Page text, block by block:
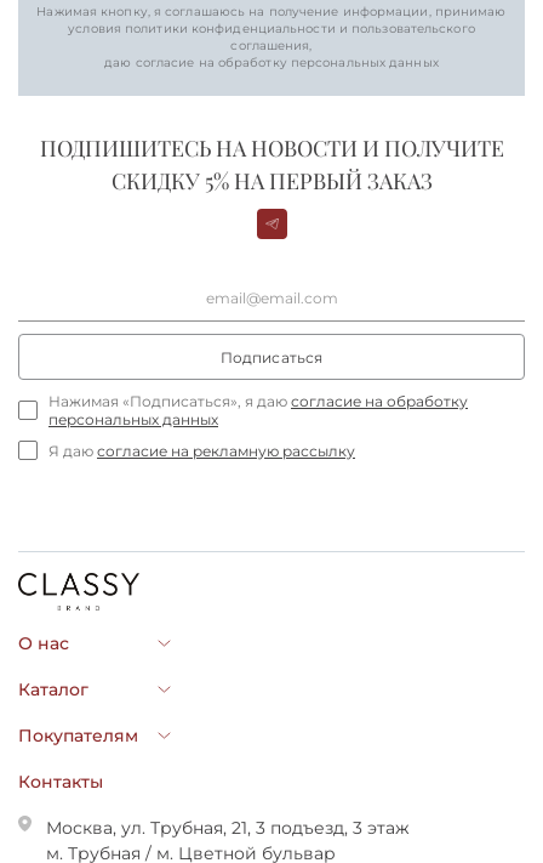
Нажимая кнопку, я соглашаюсь на получение информации, принимаю
условия политики конфиденциальности и пользовательского
соглашения,
даю согласие на обработку персональных данных
ПОДПИШИТЕСЬ НА НОВОСТИ И ПОЛУЧИТЕ
СКИДКУ 5% НА ПЕРВЫЙ ЗАКАЗ
Подписаться
Нажимая «Подписаться», я даю согласие на обработку
персональных данных
Я даю согласие на рекламную рассылку
О нас
Каталог
Покупателям
Контакты
Москва, ул. Трубная, 21, 3 подъезд, 3 этаж
м. Трубная / м. Цветной бульвар